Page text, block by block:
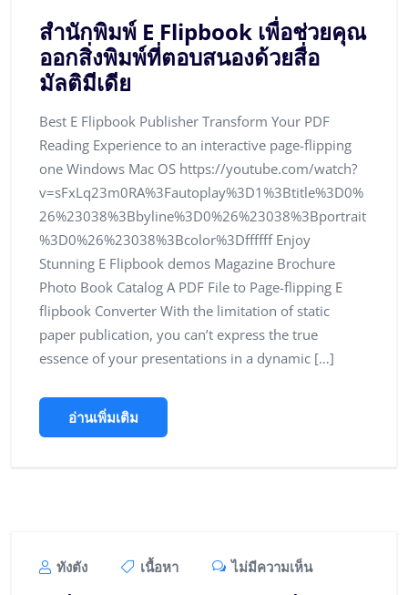
สำนักพิมพ์ E Flipbook เพื่อช่วยคุณ
ออกสิ่งพิมพ์ที่ตอบสนองด้วยสื่อ
มัลติมีเดีย
Best E Flipbook Publisher Transform Your PDF
Reading Experience to an interactive page-flipping
one Windows Mac OS https://youtube.com/watch?
v=sFxLq23m0RA%3Fautoplay%3D1%3Btitle%3D0%
26%23038%3Bbyline%3D0%26%23038%3Bportrait
%3D0%26%23038%3Bcolor%3Dffffff Enjoy
Stunning E Flipbook demos Magazine Brochure
Photo Book Catalog A PDF File to Page-flipping E
flipbook Converter With the limitation of static
paper publication, you can’t express the true
essence of your presentations in a dynamic […]
อ่านเพิ่มเติม
ทังตัง เนื้อหา ไม่มีความเห็น